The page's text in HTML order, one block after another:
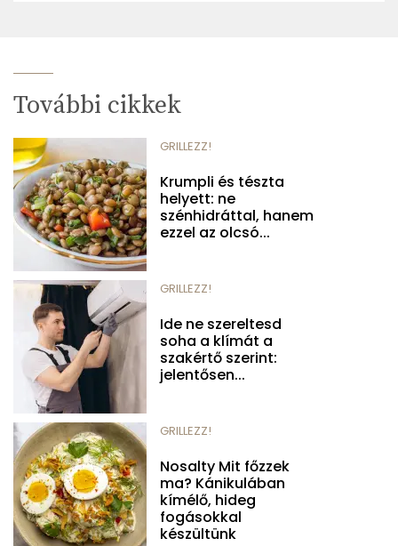
További cikkek
GRILLEZZ!
Krumpli és tészta
helyett: ne
szénhidráttal, hanem
ezzel az olcsó...
GRILLEZZ!
Ide ne szereltesd
soha a klímát a
szakértő szerint:
jelentősen...
GRILLEZZ!
Nosalty Mit főzzek
ma? Kánikulában
kímélő, hideg
fogásokkal
készültünk